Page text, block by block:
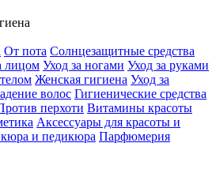
От пота Солнцезащитные средства
лицом Уход за ногами Уход за руками
Женская гигиена Уход за
волос Гигиенические средства
перхоти Витамины красоты
Аксессуары для красоты и
и педикюра Парфюмерия